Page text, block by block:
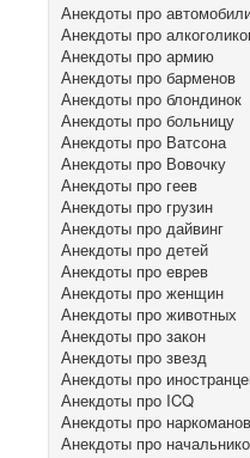
Анекдоты про
Анекдоты про
Анекдоты про армию
Анекдоты про барменов
Анекдоты про блондинок
Анекдоты про больницу
Анекдоты про Ватсона
Анекдоты про Вовочку
Анекдоты про геев
Анекдоты про грузин
Анекдоты про дайвинг
Анекдоты про детей
Анекдоты про еврев
Анекдоты про женщин
Анекдоты про животных
Анекдоты про закон
Анекдоты про звезд
Анекдоты про
Анекдоты про ICQ
Анекдоты про наркоманов
Анекдоты про